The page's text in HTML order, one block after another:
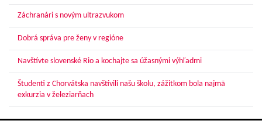
Záchranári s novým ultrazvukom
Dobrá správa pre ženy v regióne
Navštívte slovenské Rio a kochajte sa úžasnými výhľadmi
Študenti z Chorvátska navštívili našu školu, zážitkom bola najmä
exkurzia v železiarňach